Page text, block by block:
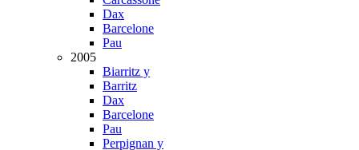
Dax
Barcelone
Pau
2005
Biarritz y
Barritz
Dax
Barcelone
Pau
Perpignan y